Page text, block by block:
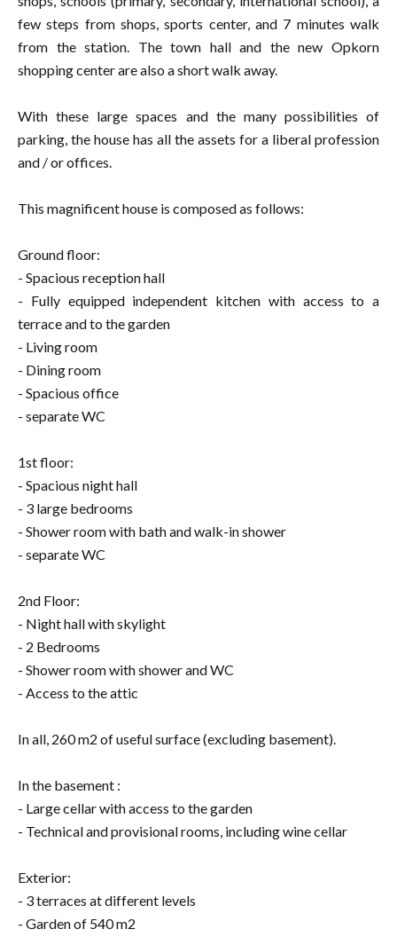
few steps from shops, sports center, and 7 minutes walk
from the station. The town hall and the new Opkorn
shopping center are also a short walk away.
With these large spaces and the many possibilities of
parking, the house has all the assets for a liberal profession
and / or offices.
This magnificent house is composed as follows:
Ground floor:
- Spacious reception hall
- Fully equipped independent kitchen with access to a
terrace and to the garden
- Living room
- Dining room
- Spacious office
- separate WC
1st floor:
- Spacious night hall
- 3 large bedrooms
- Shower room with bath and walk-in shower
- separate WC
2nd Floor:
- Night hall with skylight
- 2 Bedrooms
- Shower room with shower and WC
- Access to the attic
In all, 260 m2 of useful surface (excluding basement).
In the basement :
- Large cellar with access to the garden
- Technical and provisional rooms, including wine cellar
Exterior:
- 3 terraces at different levels
- Garden of 540 m2